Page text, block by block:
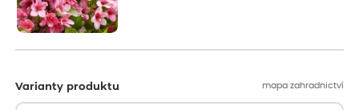
Varianty produktu mapa zahradnictví